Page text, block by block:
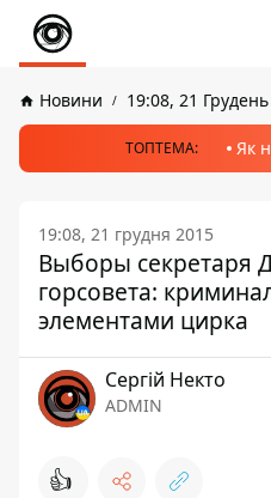
Новини 19:08, 21
ТОПТЕМА: Як
19:08, 21 грудня 2015
Выборы секретаря
горсовета:
элементами цирка
Сергій Некто
ADMIN
👍